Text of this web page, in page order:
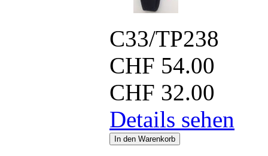
C33/TP238
CHF 54.00
CHF 32.00
Details sehen